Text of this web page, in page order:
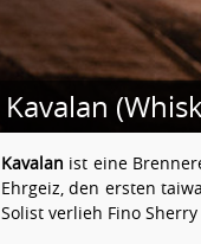
Kavalan
Kavalan ist eine
Ehrgeiz, den ersten
Solist verlieh Fino